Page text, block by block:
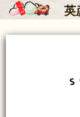
英